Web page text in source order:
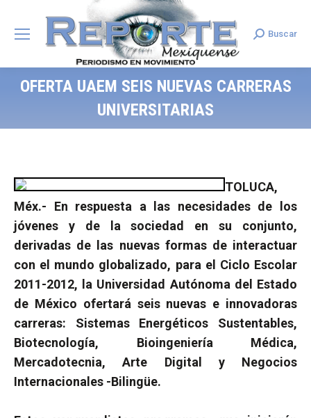
Search:
Buscar
OFERTA UAEM SEIS NUEVAS CARRERAS
UNIVERSITARIAS
TOLUCA,
Méx.- En respuesta a las necesidades de los
jóvenes y de la sociedad en su conjunto,
derivadas de las nuevas formas de interactuar
con el mundo globalizado, para el Ciclo Escolar
2011-2012, la Universidad Autónoma del Estado
de México ofertará seis nuevas e innovadoras
carreras: Sistemas Energéticos Sustentables,
Biotecnología, Bioingeniería Médica,
Mercadotecnia, Arte Digital y Negocios
Internacionales -Bilingüe.